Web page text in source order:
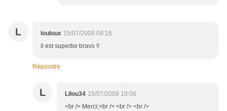
L louloux 15/07/2009 09:16
il est superbe bravo !!
Répondre
L Lilou34 15/07/2009 10:06
<br /> Merci;<br /> <br /> <br />